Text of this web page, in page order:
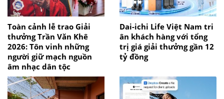
Toàn cảnh lễ trao Giải
thưởng Trần Văn Khê
2026: Tôn vinh những
người giữ mạch nguồn
âm nhạc dân tộc
Dai-ichi Life Việt Nam tri
ân khách hàng với tổng
trị giá giải thưởng gần 12
tỷ đồng